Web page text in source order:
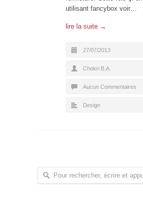
utilisant fancybox voir…
lire la suite →
27/07/2013
Chokri B.A.
Aucun Commentaires
Design